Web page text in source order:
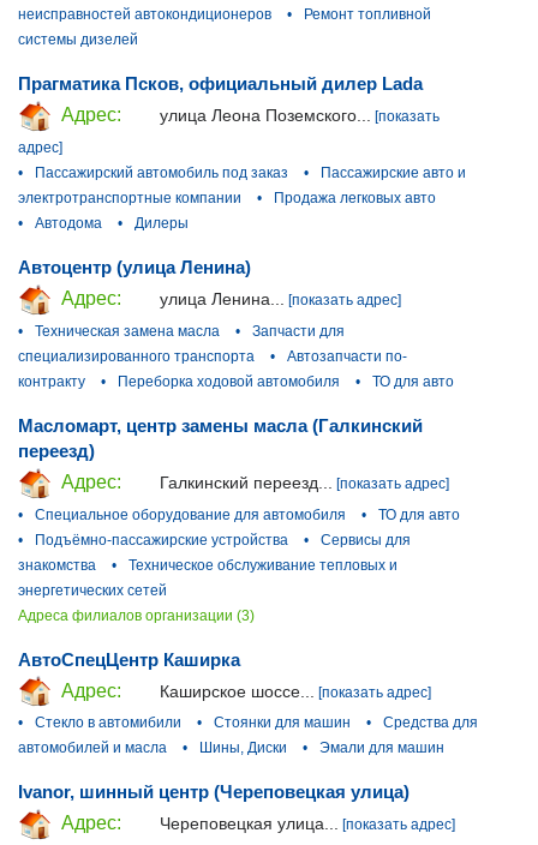
неисправностей автокондиционеров
•
Ремонт топливной
системы дизелей
Прагматика Псков, официальный дилер Lada
Адрес:
улица Леона Поземского... [показать
адрес]
•
Пассажирский автомобиль под заказ •
Пассажирские авто и
электротранспортные компании
•
Продажа легковых авто
•
Автодома • Дилеры
Автоцентр (улица Ленина)
Адрес:
улица Ленина...
[показать адрес]
•
Техническая замена масла •
Запчасти для
специализированного транспорта
•
Автозапчасти по-
контракту
• Переборка ходовой автомобиля • ТО для авто
Масломарт, центр замены масла (Галкинский
переезд)
Адрес:
Галкинский переезд...
[показать адрес]
•
Специальное оборудование для автомобиля •
ТО для авто
•
Подъёмно-пассажирские устройства •
Сервисы для
знакомства
•
Техническое обслуживание тепловых и
энергетических сетей
Адреса филиалов организации (3)
АвтоСпецЦентр Каширка
Адрес:
Каширское шоссе...
[показать адрес]
•
Стекло в автомибили • Стоянки для машин •
Средства для
автомобилей и масла
• Шины, Диски • Эмали для машин
Ivanor, шинный центр (Череповецкая улица)
Адрес:
Череповецкая улица... [показать адрес]